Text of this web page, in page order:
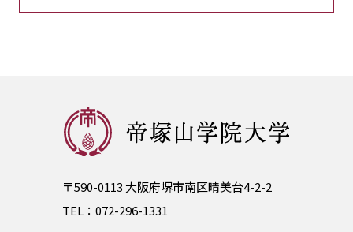
〒590-0113 大阪府堺市南区晴美台4-2-2
TEL： 072-296-1331